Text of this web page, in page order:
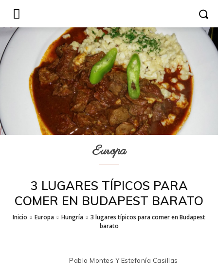
Europa
3 LUGARES TÍPICOS PARA
COMER EN BUDAPEST BARATO
Inicio Europa Hungría
3 lugares típicos para comer en Budapest
barato
Pablo Montes Y Estefanía Casillas